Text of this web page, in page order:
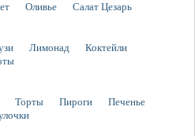
Оливье Салат Цезарь
Лимонад
Коктейли
Торты Пироги
Печенье